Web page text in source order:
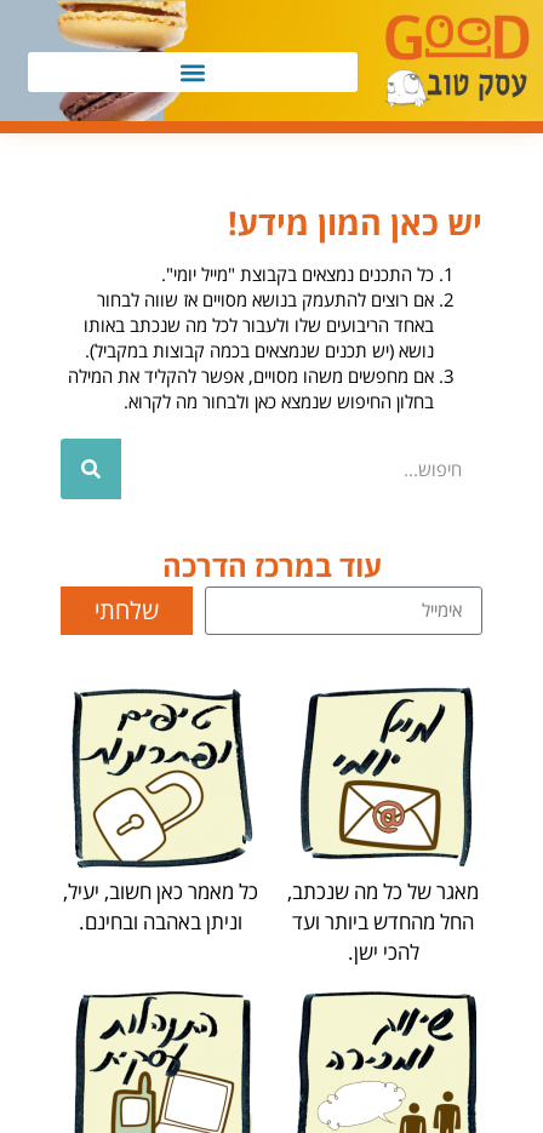
יש כאן המון מידע!
כל התכנים נמצאים בקבוצת "מייל יומי".
אם רוצים להתעמק בנושא מסויים אז שווה לבחור
באחד הריבועים שלו ולעבור לכל מה שנכתב באותו
נושא (יש תכנים שנמצאים בכמה קבוצות במקביל).
אם מחפשים משהו מסויים, אפשר להקליד את המילה
בחלון החיפוש שנמצא כאן ולבחור מה לקרוא.
עוד במרכז הדרכה
שלחתי
מאגר של כל מה שנכתב,
החל מהחדש ביותר ועד
להכי ישן.
כל מאמר כאן חשוב, יעיל,
וניתן באהבה ובחינם.